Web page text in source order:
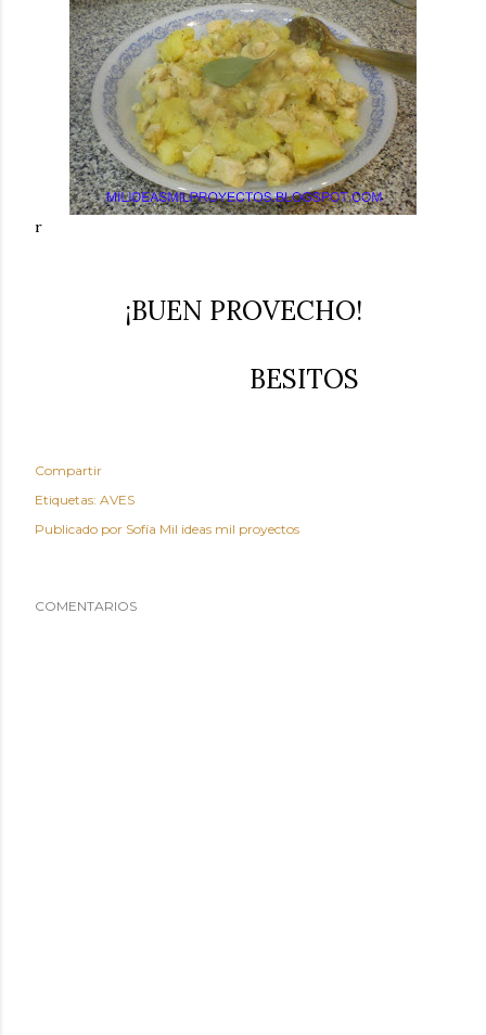
r
¡BUEN PROVECHO!
BESITOS
Compartir
Etiquetas: AVES
Publicado por Sofía Mil ideas mil proyectos
COMENTARIOS